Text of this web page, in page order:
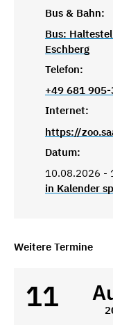
Bus & Bahn:
Bus:
Eschberg
Telefon:
+49 681
Internet:
https://
Datum:
10.08.2026 -
in Kalender
Weitere Termine
11